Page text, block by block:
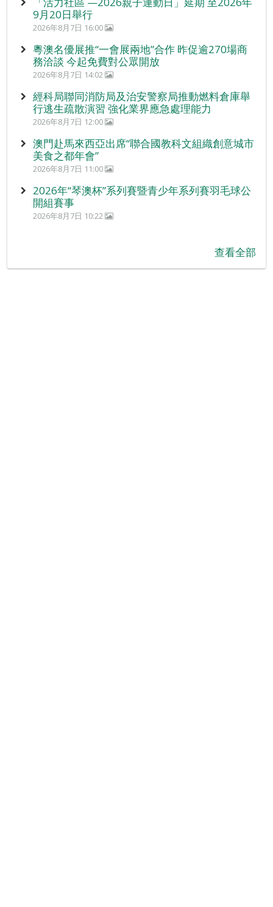
9月20日舉行
2026年8月7日 16:00
粵澳名優展推“一會展兩地”合作 昨促逾270場商
務洽談 今起免費對公眾開放
2026年8月7日 14:02
經科局聯同消防局及治安警察局推動燃料倉庫舉
行逃生疏散演習 強化業界應急處理能力
2026年8月7日 12:00
澳門赴馬來西亞出席“聯合國教科文組織創意城市
美食之都年會”
2026年8月7日 11:00
2026年“琴澳杯”系列賽暨青少年系列賽羽毛球公
開組賽事
2026年8月7日 10:22
查看全部